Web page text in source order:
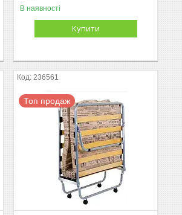
В наявності
Купити
236561
Топ продаж